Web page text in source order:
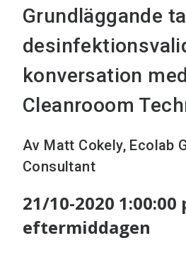
Grundläggande
konversation med
Cleanrooom
Av Matt Cokely, Ecolab
Consultant
21/10-2020 1:00:00
eftermiddagen